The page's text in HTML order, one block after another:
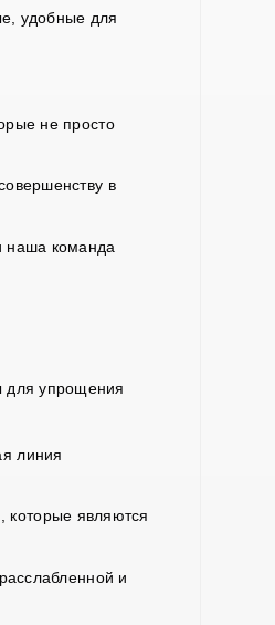
удобные для
не просто
в
наша команда
для упрощения
линия
являются
и